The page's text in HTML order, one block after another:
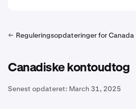
Reguleringsopdateringer for Canada
Canadiske kontoudtog
Senest opdateret: March 31, 2025